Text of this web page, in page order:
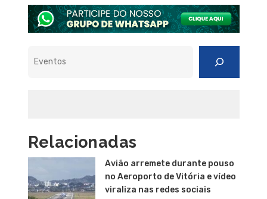
Relacionadas
Avião arremete durante pouso
no Aeroporto de Vitória e vídeo
viraliza nas redes sociais